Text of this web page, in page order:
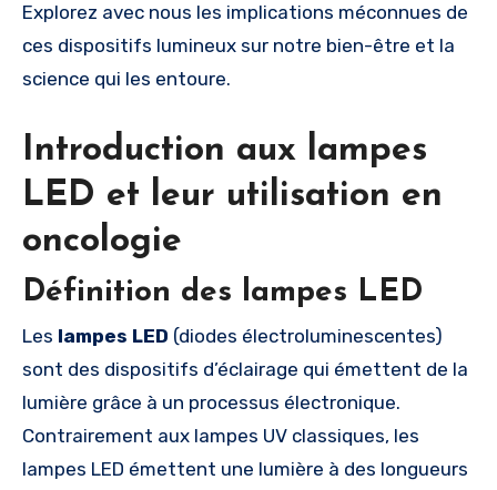
Explorez avec nous les implications méconnues de
ces dispositifs lumineux sur notre bien-être et la
science qui les entoure.
Introduction aux lampes
LED et leur utilisation en
oncologie
Définition des lampes LED
Les lampes LED (diodes électroluminescentes)
sont des dispositifs d’éclairage qui émettent de la
lumière grâce à un processus électronique.
Contrairement aux lampes UV classiques, les
lampes LED émettent une lumière à des longueurs